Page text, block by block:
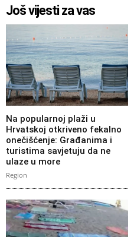
Još vijesti za vas
Na popularnoj plaži u
Hrvatskoj otkriveno fekalno
onečišćenje: Građanima i
turistima savjetuju da ne
ulaze u more
Region